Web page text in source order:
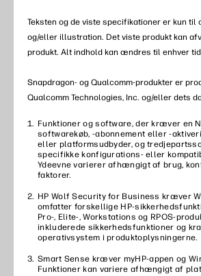
Teksten og de viste specifikationer er kun til
og/eller illustration. Det viste produkt kan
produkt. Alt indhold kan ændres til enhver tid
Snapdragon- og Qualcomm-produkter er
Qualcomm Technologies, Inc. og/eller dets
Funktioner og software, der kræver en
softwarekøb, -abonnement eller -
eller platformsudbyder, og
specifikke konfigurations- eller
Ydeevne varierer afhængigt af brug,
faktorer. ​
HP Wolf Security for Business kræver
omfatter forskellige HP-
Pro-, Elite-, Workstations og RPOS-
inkluderede sikkerhedsfunktioner og
operativsystem i produktoplysningerne. ​
Smart Sense kræver myHP-appen og
Funktioner kan variere afhængigt af